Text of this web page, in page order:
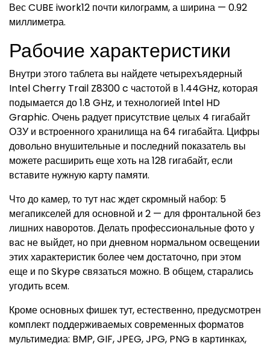
Вес CUBE iwork12 почти килограмм, а ширина — 0.92
миллиметра.
Рабочие характеристики
Внутри этого таблета вы найдете четырехъядерный
Intel Cherry Trail Z8300 c частотой в 1.44GHz, которая
подымается до 1.8 GHz, и технологией Intel HD
Graphic. Очень радует присутствие целых 4 гигабайт
ОЗУ и встроенного хранилища на 64 гигабайта. Цифры
довольно внушительные и последний показатель вы
можете расширить еще хоть на 128 гигабайт, если
вставите нужную карту памяти.
Что до камер, то тут нас ждет скромный набор: 5
мегапикселей для основной и 2 — для фронтальной без
лишних наворотов. Делать професcиональные фото у
вас не выйдет, но при дневном нормальном освещении
этих характеристик более чем достаточно, при этом
еще и по Skype связаться можно. В общем, старались
угодить всем.
Кроме основных фишек тут, естественно, предусмотрен
комплект поддерживаемых современных форматов
мультимедиа: BMP, GIF, JPEG, JPG, PNG в картинках,